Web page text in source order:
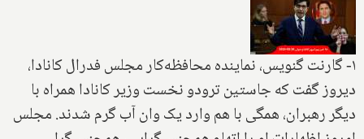
۱- گارنت گنویس، نماینده محافظه‌کار مجلس فدرال کانادا،
دیروز گفت که جاستین ترودو نخست وزیر کانادا همراه با
دیگر رهبران، همگی با هم وارد یک وان آب گرم شدند. مجلس